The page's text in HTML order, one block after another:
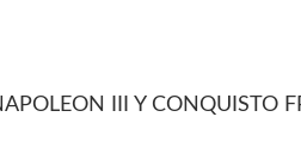
III Y CONQUISTO